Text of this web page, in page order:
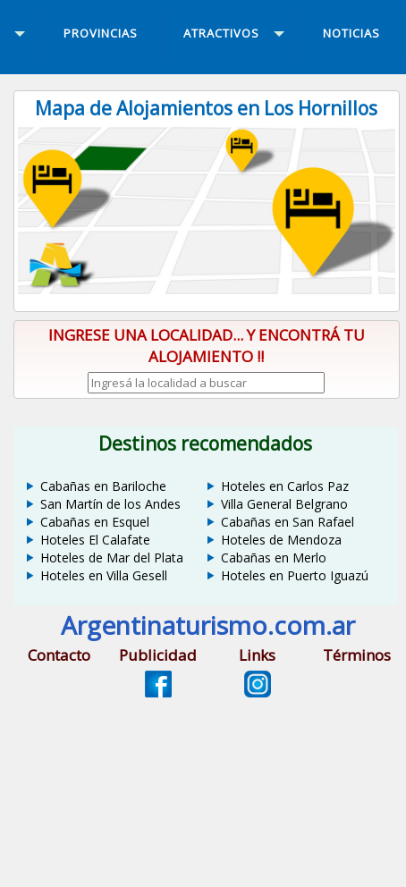
PROVINCIAS ATRACTIVOS NOTICIAS
Mapa de Alojamientos en Los Hornillos
INGRESE UNA LOCALIDAD... Y ENCONTRÁ TU
ALOJAMIENTO !!
Destinos recomendados
Cabañas en Bariloche
San Martín de los Andes
Cabañas en Esquel
Hoteles El Calafate
Hoteles de Mar del Plata
Hoteles en Villa Gesell
Hoteles en Carlos Paz
Villa General Belgrano
Cabañas en San Rafael
Hoteles de Mendoza
Cabañas en Merlo
Hoteles en Puerto Iguazú
Argentinaturismo.com.ar
Contacto Publicidad Links Términos